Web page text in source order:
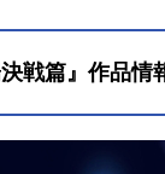
決戦篇』作品情